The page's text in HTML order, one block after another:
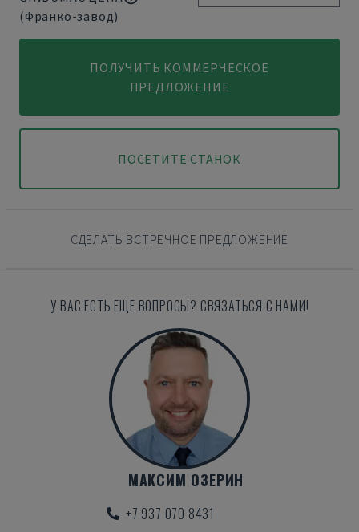
(Франко-завод)
ПОЛУЧИТЬ КОММЕРЧЕСКОЕ
ПРЕДЛОЖЕНИЕ
ПОСЕТИТЕ СТАНОК
СДЕЛАТЬ ВСТРЕЧНОЕ ПРЕДЛОЖЕНИЕ
У ВАС ЕСТЬ ЕЩЕ ВОПРОСЫ? СВЯЗАТЬСЯ С НАМИ!
МАКСИМ ОЗЕРИН
+7 937 070 8431